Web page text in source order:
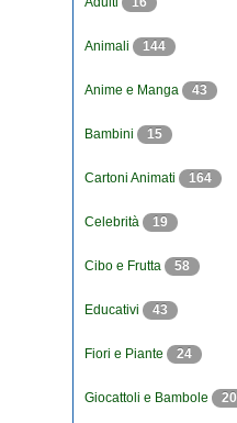
Animali 144
Anime e Manga 43
Bambini 15
Cartoni Animati 164
Celebrità 19
Cibo e Frutta 58
Educativi 43
Fiori e Piante 24
Giocattoli e Bambole 20